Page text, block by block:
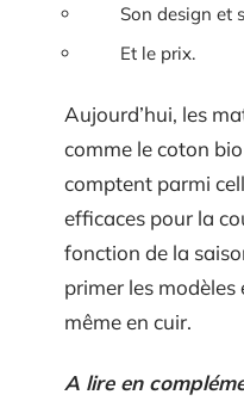
Son design et
Et le prix.
Aujourd’hui, les
comme le coton
comptent parmi
efficaces pour la
fonction de la
primer les
même en cuir.
A lire en